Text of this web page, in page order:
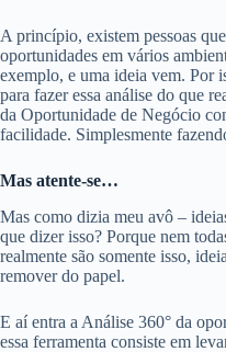
A princípio, existem pessoas
oportunidades em vários
exemplo, e uma ideia vem. Por
para fazer essa análise do que
da Oportunidade de Negócio
facilidade. Simplesmente
Mas atente-se…
Mas como dizia meu avô –
que dizer isso? Porque nem
realmente são somente isso,
remover do papel.
E aí entra a Análise 360° da
essa ferramenta consiste em